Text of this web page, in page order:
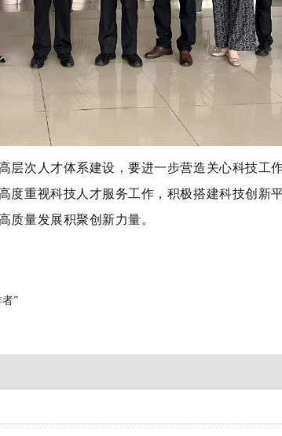
次人才体系建设，要进一步营造关心科技工
度重视科技人才服务工作，积极搭建科技创新
量发展积聚创新力量。
”